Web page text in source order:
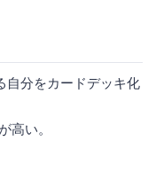
自分をカードデッキ化
高い。